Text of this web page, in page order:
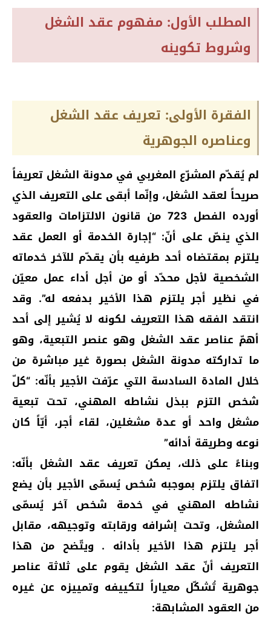
المطلب الأول: مفهوم عقد الشغل
وشروط تكوينه
الفقرة الأولى: تعريف عقد الشغل
وعناصره الجوهرية
لم يُقدّم المشرّع المغربي في مدونة الشغل تعريفاً
صريحاً لعقد الشغل، وإنّما أبقى على التعريف الذي
أورده الفصل 723 من قانون الالتزامات والعقود
الذي ينصّ على أنّ: “إجارة الخدمة أو العمل عقد
يلتزم بمقتضاه أحد طرفيه بأن يقدّم للآخر خدماته
الشخصية لأجل محدّد أو من أجل أداء عمل معيّن
في نظير أجر يلتزم هذا الأخير بدفعه له”. وقد
انتقد الفقه هذا التعريف لكونه لا يُشير إلى أحد
أهمّ عناصر عقد الشغل وهو عنصر التبعية، وهو
ما تداركته مدونة الشغل بصورة غير مباشرة من
خلال المادة السادسة التي عرّفت الأجير بأنّه: “كلّ
شخص التزم ببذل نشاطه المهني، تحت تبعية
مشغل واحد أو عدة مشغلين، لقاء أجر، أيّاً كان
نوعه وطريقة أدائه”
وبناءً على ذلك، يمكن تعريف عقد الشغل بأنّه:
اتفاق يلتزم بموجبه شخص يُسمّى الأجير بأن يضع
نشاطه المهني في خدمة شخص آخر يُسمّى
المشغل، وتحت إشرافه ورقابته وتوجيهه، مقابل
أجر يلتزم هذا الأخير بأدائه . ويتّضح من هذا
التعريف أنّ عقد الشغل يقوم على ثلاثة عناصر
جوهرية تُشكّل معياراً لتكييفه وتمييزه عن غيره
من العقود المشابهة: